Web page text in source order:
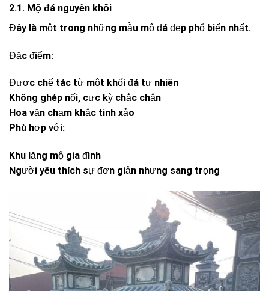
2.1. Mộ đá nguyên khối
Đây là một trong những mẫu mộ đá đẹp phổ biến nhất.
Đặc điểm:
Được chế tác từ một khối đá tự nhiên
Không ghép nối, cực kỳ chắc chắn
Hoa văn chạm khắc tinh xảo
Phù hợp với:
Khu lăng mộ gia đình
Người yêu thích sự đơn giản nhưng sang trọng